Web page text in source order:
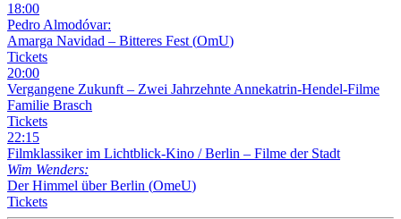
18:00
Pedro Almodóvar:
Amarga Navidad – Bitteres Fest(OmU)
Tickets
20:00
Vergangene Zukunft – Zwei Jahrzehnte Annekatrin-Hendel-Filme
Familie Brasch
Tickets
22:15
Filmklassiker im Lichtblick-Kino /Berlin – Filme der Stadt
Wim Wenders:
Der Himmel über Berlin (OmeU)
Tickets